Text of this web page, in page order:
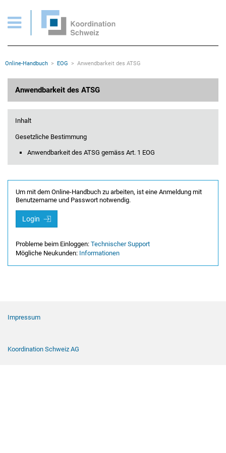
Wichtige Seiten
Home
Inhalt
Sitemap
Rootline Navigation
Online-Handbuch EOG Anwendbarkeit des ATSG
Anwendbarkeit des ATSG
Inhalt
Gesetzliche Bestimmung
Anwendbarkeit des ATSG gemäss Art. 1 EOG
Um mit dem Online-Handbuch zu arbeiten, ist eine Anmeldung mit
Benutzername und Passwort notwendig.
Login
Probleme beim Einloggen: Technischer Support
Mögliche Neukunden: Informationen
Impressum
Koordination Schweiz AG